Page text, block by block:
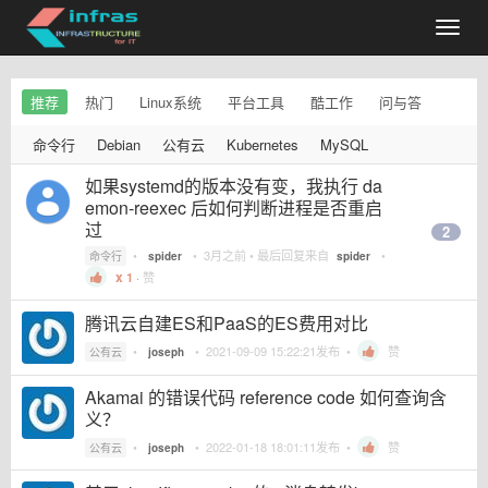
推荐 热门 Linux系统 平台工具 酷工作 问与答
命令行 Debian 公有云 Kubernetes MySQL
如果systemd的版本没有变，我执行 da
emon-reexec 后如何判断进程是否重启
过
命令行 • spider • 3月之前 • 最后回复来自 spider
•
1 · 赞
2
腾讯云自建ES和PaaS的ES费用对比
公有云 • joseph • 2021-09-09 15:22:21发布 • 赞
Akamai 的错误代码 reference code 如何查询含
义？
公有云 • joseph • 2022-01-18 18:01:11发布 • 赞